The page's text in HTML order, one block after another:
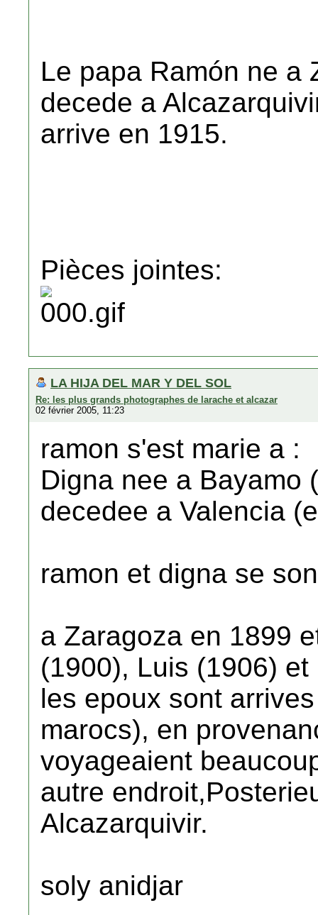
Le papa Ramón ne a
decede a
arrive en 1915.
Pièces jointes:
LA HIJA DEL MAR Y DEL SOL
Re: les plus grands photographes de larache et alcazar
02 février 2005, 11:23
ramon s'est marie a :
Digna nee a Bayamo
decedee a Valencia
ramon et digna se
a Zaragoza en 1899
(1900), Luis (1906)
les epoux sont
marocs), en
voyageaient
autre
Alcazarquivir.
soly anidjar